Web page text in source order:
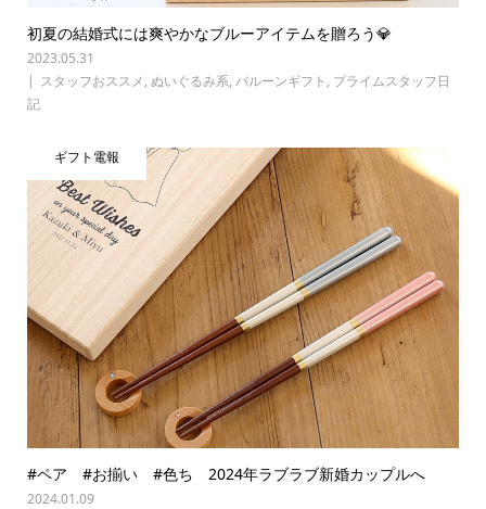
初夏の結婚式には爽やかなブルーアイテムを贈ろう💎
2023.05.31
スタッフおススメ, ぬいぐるみ系, バルーンギフト , プライムスタッフ日
記
ギフト電報
#ペア #お揃い #色ち 2024年ラブラブ新婚カップルへ
2024.01.09